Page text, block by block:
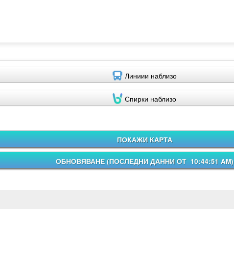
Линиии наблизо
Спирки наблизо
ПОКАЖИ КАРТА
ОБНОВЯВАНЕ (ПОСЛЕДНИ ДАННИ ОТ 10:44:51 AM)